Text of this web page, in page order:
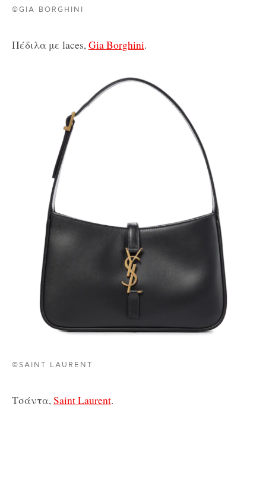
©GIA BORGHINI
Πέδιλα με laces,Gia Borghini.
©SAINT LAURENT
Τσάντα, Saint Laurent.